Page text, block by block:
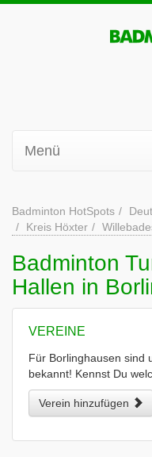
Menü
Badminton HotSpots
Kreis Höxter
Badminton
Hallen in
VEREINE
Für Borlinghausen sind
bekannt! Kennst Du
Verein hinzufügen